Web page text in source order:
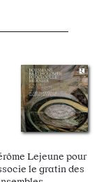
Lejeune pour
le gratin des